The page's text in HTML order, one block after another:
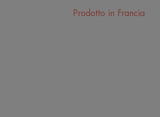
Prodotto in Francia